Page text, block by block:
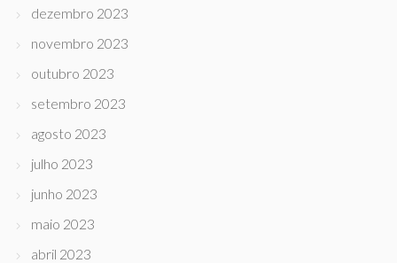
dezembro 2023
novembro 2023
outubro 2023
setembro 2023
agosto 2023
julho 2023
junho 2023
maio 2023
abril 2023